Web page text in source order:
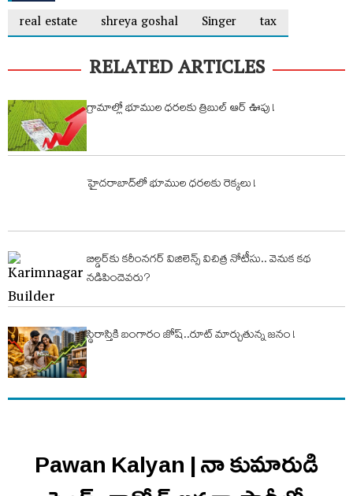
real estate
shreya goshal Singer tax
RELATED ARTICLES
గ్రామాల్లో భూముల ధరలకు త్రిబుల్ ఆర్ ఊపు !
హైదరాబాద్‌లో భూముల ధరలకు రెక్కలు !
బిల్డర్‌కు కరీంనగర్‌ విజిలెన్స్‌ విచిత్ర నోటీసు.. వెనుక కథ
నడిపిందెవరు?
స్థిరాస్తికి బంగారం జోష్..రూట్ మార్చుతున్న జనం !
Pawan Kalyan | నా కుమారుడి